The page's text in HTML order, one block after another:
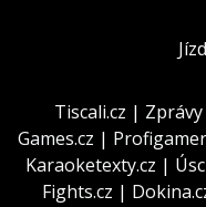
Tiscali.cz | Zprávy
Games.cz |
Karaoketexty.cz |
Fights.cz |